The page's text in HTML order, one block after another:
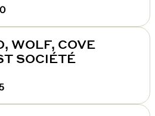
WOLF, COVE
SOCIÉTÉ